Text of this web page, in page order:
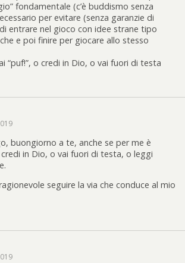
fondamentale (c’è buddismo senza
per evitare (senza garanzie di
entrare nel gioco con idee strane tipo
e poi finire per giocare allo stesso
“puf!”, o credi in Dio, o vai fuori di testa
buongiorno a te, anche se per me è
in Dio, o vai fuori di testa, o leggi
seguire la via che conduce al mio